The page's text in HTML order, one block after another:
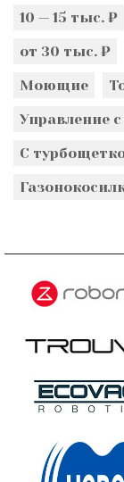
10 — 15 тыс. ₽
от 30 тыс. ₽
Моющие
Управление
С